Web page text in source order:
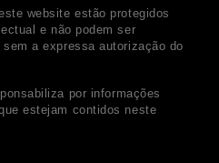
website estão protegidos
e não podem ser
a expressa autorização do
por informações
estejam contidos neste